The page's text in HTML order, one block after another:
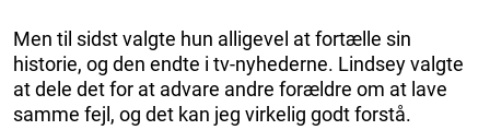
Men til sidst valgte hun alligevel at fortælle sin
historie, og den endte i tv-nyhederne. Lindsey valgte
at dele det for at advare andre forældre om at lave
samme fejl, og det kan jeg virkelig godt forstå.